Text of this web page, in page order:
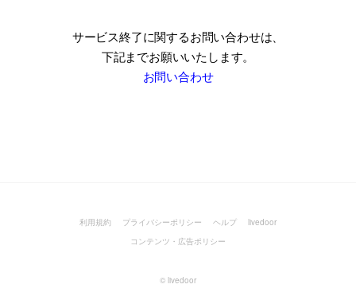
サービス終了に関するお問い合わせは、
下記までお願いいたします。
お問い合わせ
利用規約 プライバシーポリシー ヘルプ
livedoor
コンテンツ・広告ポリシー
© livedoor